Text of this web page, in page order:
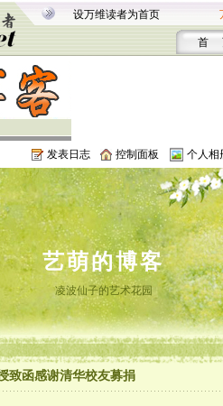
设万维读者为首页
首
发表日志 控制面板 个人相
艺萌的博客
凌波仙子的艺术花园
致函感谢清华校友募捐